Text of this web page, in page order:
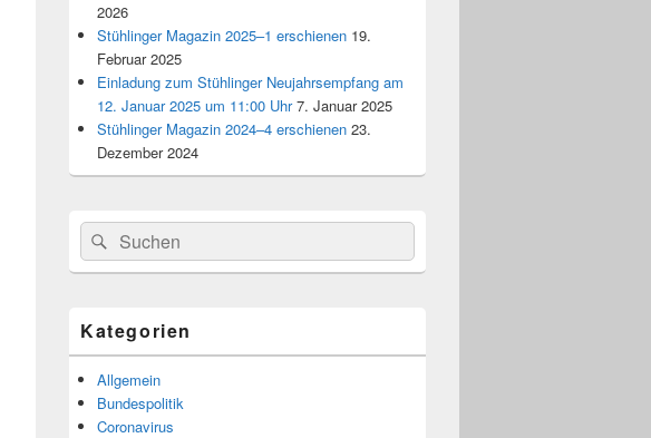
2026
Stühlinger Magazin 2025–1 erschienen 19.
Februar 2025
Einladung zum Stühlinger Neujahrsempfang am
12. Januar 2025 um 11:00 Uhr 7. Januar 2025
Stühlinger Magazin 2024–4 erschienen 23.
Dezember 2024
Suchen
nach:
Suchen
Kategorien
Allgemein
Bundespolitik
Coronavirus